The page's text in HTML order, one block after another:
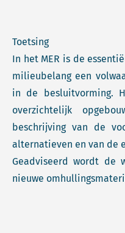
Toetsing
In het MER is de
milieubelang een
in de besluitvorming.
overzichtelijk
beschrijving van de
alternatieven en van de
Geadviseerd wordt de
nieuwe